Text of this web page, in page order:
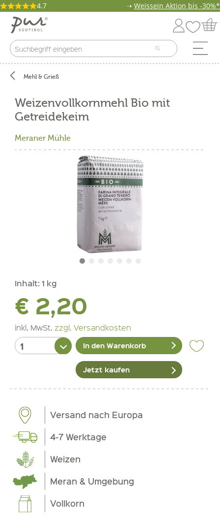
4.7 ➝ Weissein Aktion bis -30%*
Mehl & Grieß
Weizenvollkornmehl Bio mit
Getreidekeim
Meraner Mühle
Inhalt: 1 kg
€ 2,20
inkl. MwSt. zzgl. Versandkosten
In den Warenkorb
Jetzt kaufen
Versand nach Europa
4-7 Werktage
Weizen
Meran & Umgebung
Vollkorn